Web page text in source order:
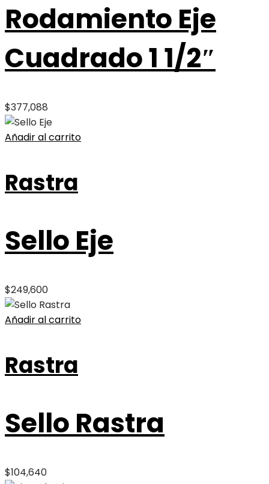
Rodamiento Eje
Cuadrado 1 1/2″
$377,088
Añadir al carrito
Rastra
Sello Eje
$249,600
Añadir al carrito
Rastra
Sello Rastra
$104,640